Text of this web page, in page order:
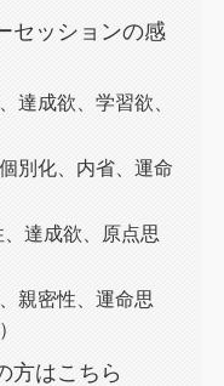
セッションの感
達成欲、学習欲、
別化、内省、運命
達成欲、原点思
親密性、運命思
方はこちら